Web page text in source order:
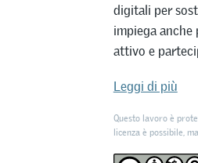
digitali per
impiega
attivo e
Leggi di più
Questo lavoro è
licenza è possibile,